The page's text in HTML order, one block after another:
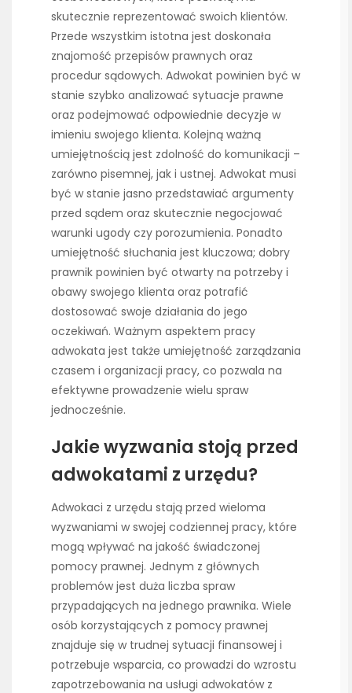
skutecznie reprezentować swoich klientów.
Przede wszystkim istotna jest doskonała
znajomość przepisów prawnych oraz
procedur sądowych. Adwokat powinien być w
stanie szybko analizować sytuacje prawne
oraz podejmować odpowiednie decyzje w
imieniu swojego klienta. Kolejną ważną
umiejętnością jest zdolność do komunikacji –
zarówno pisemnej, jak i ustnej. Adwokat musi
być w stanie jasno przedstawiać argumenty
przed sądem oraz skutecznie negocjować
warunki ugody czy porozumienia. Ponadto
umiejętność słuchania jest kluczowa; dobry
prawnik powinien być otwarty na potrzeby i
obawy swojego klienta oraz potrafić
dostosować swoje działania do jego
oczekiwań. Ważnym aspektem pracy
adwokata jest także umiejętność zarządzania
czasem i organizacji pracy, co pozwala na
efektywne prowadzenie wielu spraw
jednocześnie.
Jakie wyzwania stoją przed
adwokatami z urzędu?
Adwokaci z urzędu stają przed wieloma
wyzwaniami w swojej codziennej pracy, które
mogą wpływać na jakość świadczonej
pomocy prawnej. Jednym z głównych
problemów jest duża liczba spraw
przypadających na jednego prawnika. Wiele
osób korzystających z pomocy prawnej
znajduje się w trudnej sytuacji finansowej i
potrzebuje wsparcia, co prowadzi do wzrostu
zapotrzebowania na usługi adwokatów z